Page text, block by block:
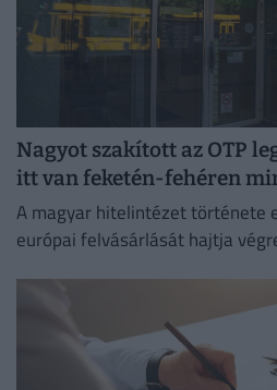
Nagyot szakított az OTP
itt van feketén-fehéren
A magyar hitelintézet története
európai felvásárlását hajtja